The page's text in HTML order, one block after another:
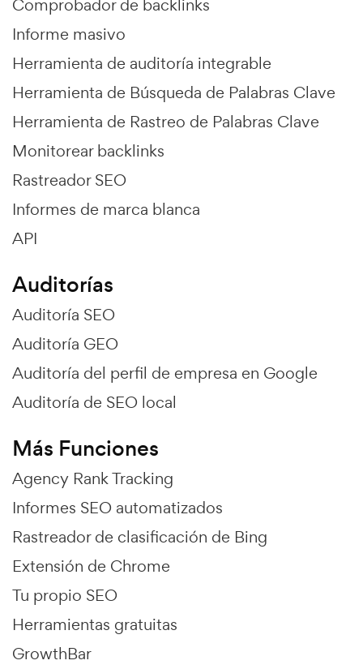
Comprobador de backlinks
Informe masivo
Herramienta de auditoría integrable
Herramienta de Búsqueda de Palabras Clave
Herramienta de Rastreo de Palabras Clave
Monitorear backlinks
Rastreador SEO
Informes de marca blanca
API
Auditorías
Auditoría SEO
Auditoría GEO
Auditoría del perfil de empresa en Google
Auditoría de SEO local
Más Funciones
Agency Rank Tracking
Informes SEO automatizados
Rastreador de clasificación de Bing
Extensión de Chrome
Tu propio SEO
Herramientas gratuitas
GrowthBar